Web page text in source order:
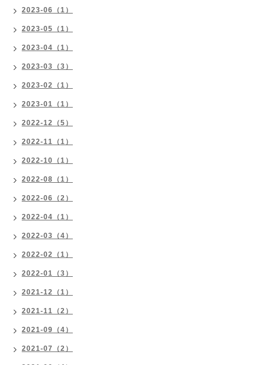
2023-06（1）
2023-05（1）
2023-04（1）
2023-03（3）
2023-02（1）
2023-01（1）
2022-12（5）
2022-11（1）
2022-10（1）
2022-08（1）
2022-06（2）
2022-04（1）
2022-03（4）
2022-02（1）
2022-01（3）
2021-12（1）
2021-11（2）
2021-09（4）
2021-07（2）